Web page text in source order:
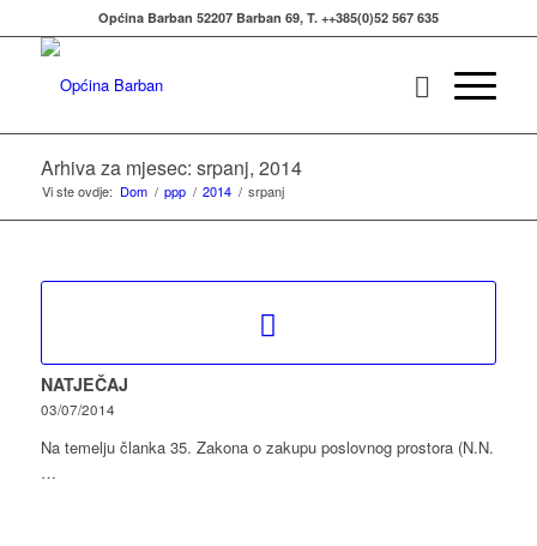
Općina Barban 52207 Barban 69, T. ++385(0)52 567 635
Arhiva za mjesec: srpanj, 2014
Vi ste ovdje: Dom / ppp / 2014 / srpanj
NATJEČAJ
03/07/2014
Na temelju članka 35. Zakona o zakupu poslovnog prostora (N.N.
…